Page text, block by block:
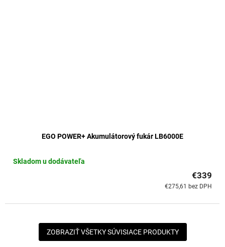
EGO POWER+ Akumulátorový fukár LB6000E
Skladom u dodávateľa
€275,61 bez DPH
€339
ZOBRAZIŤ VŠETKY SÚVISIACE PRODUKTY